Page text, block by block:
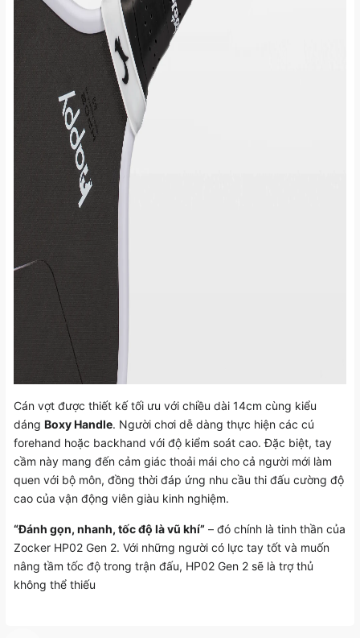
Cán vợt được thiết kế tối ưu với chiều dài 14cm cùng kiểu
dáng Boxy Handle. Người chơi dễ dàng thực hiện các cú
forehand hoặc backhand với độ kiểm soát cao. Đặc biệt, tay
cầm này mang đến cảm giác thoải mái cho cả người mới làm
quen với bộ môn, đồng thời đáp ứng nhu cầu thi đấu cường độ
cao của vận động viên giàu kinh nghiệm.
“Đánh gọn, nhanh, tốc độ là vũ khí” – đó chính là tinh thần của
Zocker HP02 Gen 2. Với những người có lực tay tốt và muốn
nâng tầm tốc độ trong trận đấu, HP02 Gen 2 sẽ là trợ thủ
không thể thiếu